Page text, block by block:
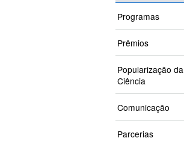
Programas
Prêmios
Popularização da
Ciência
Comunicação
Parcerias